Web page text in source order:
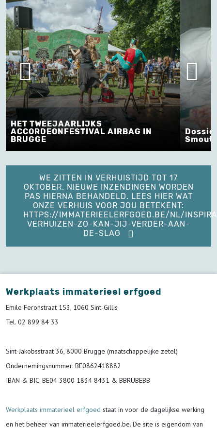
HET TWEEJAARLIJKS
ACCORDEONFESTIVAL AIRBAG IN
BRUGGE
WE ZITTEN IN VERHUISTIJD TOT 17
OKTOBER. NIEUWE INZENDINGEN WORDEN
PAS HIERNA BEHANDELD. LEES HIER WAT
ONZE VERHUIS VOOR JOU BETEKENT:
HTTPS://IMMATERIEELERFGOED.BE/NL/
VERHUIZEN-ZO-KAN-JIJ-VERDER-AAN-
DE-SLAG
Werkplaats immaterieel erfgoed
Emile Feronstraat 153, 1060 Sint-Gillis
Tel. 02 899 84 33
Sint-Jakobsstraat 36, 8000 Brugge (maatschappelijke zetel)
Ondernemingsnummer: BE0862418882
IBAN & BIC: BE04 3800 1834 8431 & BBRUBEBB
Werkplaats immaterieel erfgoed staat in voor de dagelijkse werking
en het beheer van immaterieelerfgoed.be. De site is eigendom van